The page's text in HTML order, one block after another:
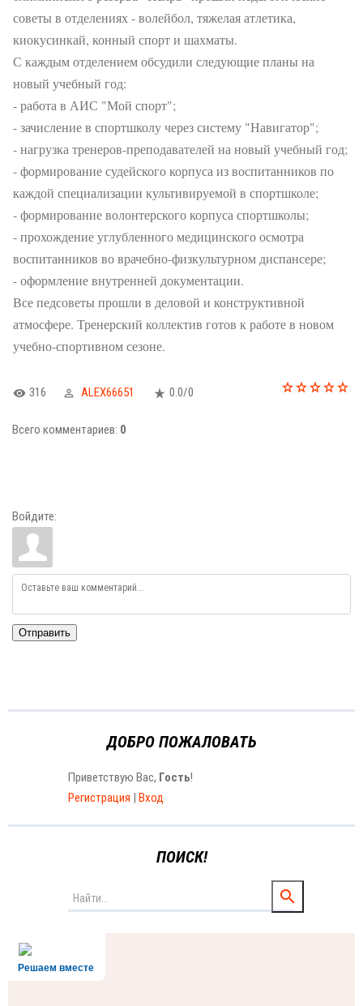
советы в отделениях - волейбол, тяжелая атлетика,
киокусинкай, конный спорт и шахматы.
С каждым отделением обсудили следующие планы на
новый учебный год:
- работа в АИС "Мой спорт";
- зачисление в спортшколу через систему "Навигатор";
- нагрузка тренеров-преподавателей на новый учебный год;
- формирование судейского корпуса из воспитанников по
каждой специализации культивируемой в спортшколе;
- формирование волонтерского корпуса спортшколы;
- прохождение углубленного медицинского осмотра
воспитанников во врачебно-физкультурном диспансере;
- оформление внутренней документации.
Все педсоветы прошли в деловой и конструктивной
атмосфере. Тренерский коллектив готов к работе в новом
учебно-спортивном сезоне.
316 ALEX66651 0.0/0
Всего комментариев: 0
Войдите:
Отправить
ДОБРО ПОЖАЛОВАТЬ
Приветствую Вас, Гость!
Регистрация | Вход
ПОИСК!
Решаем вместе